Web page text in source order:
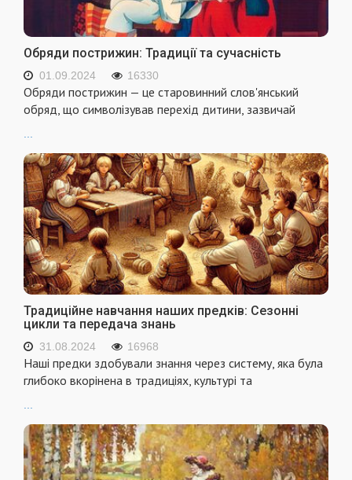
Обряди пострижин: Традиції та сучасність
01.09.2024 16330
Обряди пострижин — це старовинний слов'янський
обряд, що символізував перехід дитини, зазвичай
Традиційне навчання наших предків: Сезонні
цикли та передача знань
31.08.2024 16968
Наші предки здобували знання через систему, яка була
глибоко вкорінена в традиціях, культурі та